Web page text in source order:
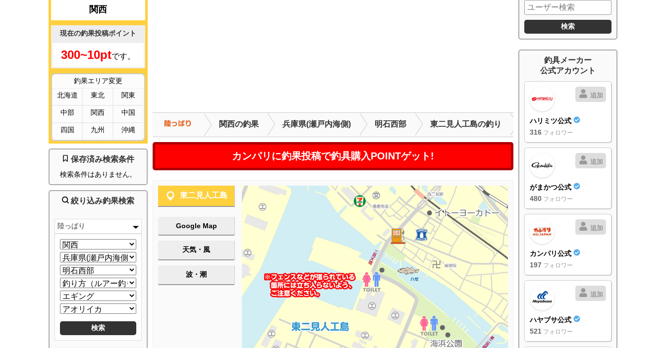
関西
現在の釣果投稿ポイント
300~10ptです。
釣果エリア変更
北海道
東北 関東
中部 関西 中国
四国 九州 沖縄
保存済み検索条件
検索条件はありません。
絞り込み釣果検索
陸っぱり
関西の釣果 兵庫県(瀬戸内海側) 明石西部 東二見人工島の釣り
カンパリに釣果投稿で釣具購入POINTゲット!
東二見人工島
Google Map
天気・風
波・潮
釣具メーカー
公式アカウント
追加
ハリミツ公式
316 フォロワー
追加
がまかつ公式
480 フォロワー
追加
カンパリ公式
197 フォロワー
追加
ハヤブサ公式
521 フォロワー